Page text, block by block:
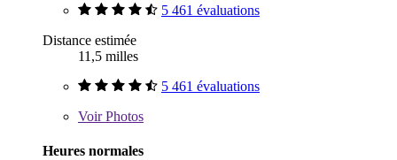
5 461 évaluations
Distance estimée
11,5 milles
5 461 évaluations
VoirPhotos
Heures normales